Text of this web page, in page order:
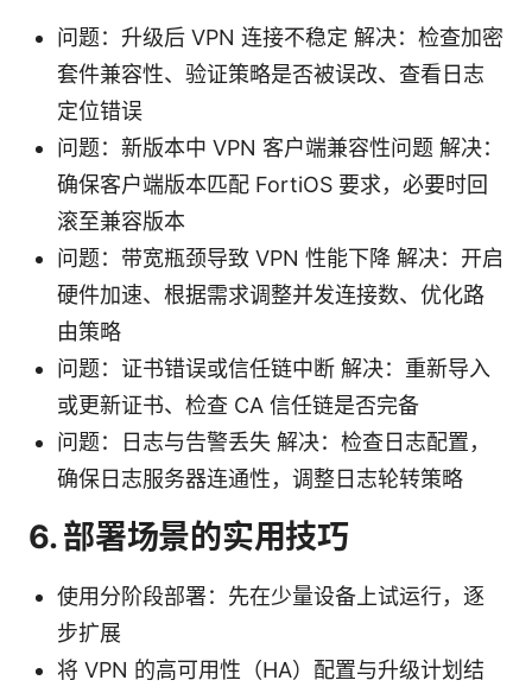
问题：升级后 VPN 连接不稳定 解决：检查加密
套件兼容性、验证策略是否被误改、查看日志
定位错误
问题：新版本中 VPN 客户端兼容性问题 解决：
确保客户端版本匹配 FortiOS 要求，必要时回
滚至兼容版本
问题：带宽瓶颈导致 VPN 性能下降 解决：开启
硬件加速、根据需求调整并发连接数、优化路
由策略
问题：证书错误或信任链中断 解决：重新导入
或更新证书、检查 CA 信任链是否完备
问题：日志与告警丢失 解决：检查日志配置，
确保日志服务器连通性，调整日志轮转策略
6. 部署场景的实用技巧
使用分阶段部署：先在少量设备上试运行，逐
步扩展
将 VPN 的高可用性（HA）配置与升级计划结